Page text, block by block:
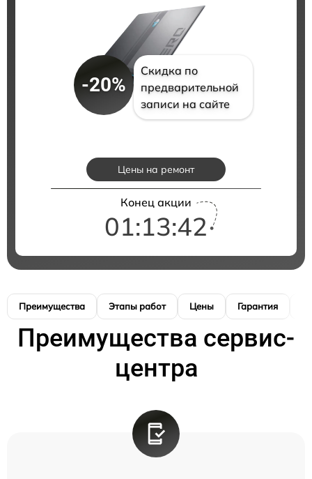
-20%
Скидка по
предварительной
записи на сайте
Цены на ремонт
Конец акции
01:13:40
Преимущества Этапы работ Цены Гарантия
Преимущества сервис-
центра